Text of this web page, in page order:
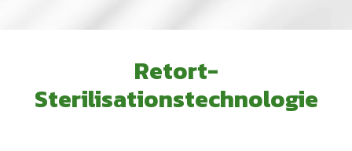
Retort-
Sterilisationstechnologie